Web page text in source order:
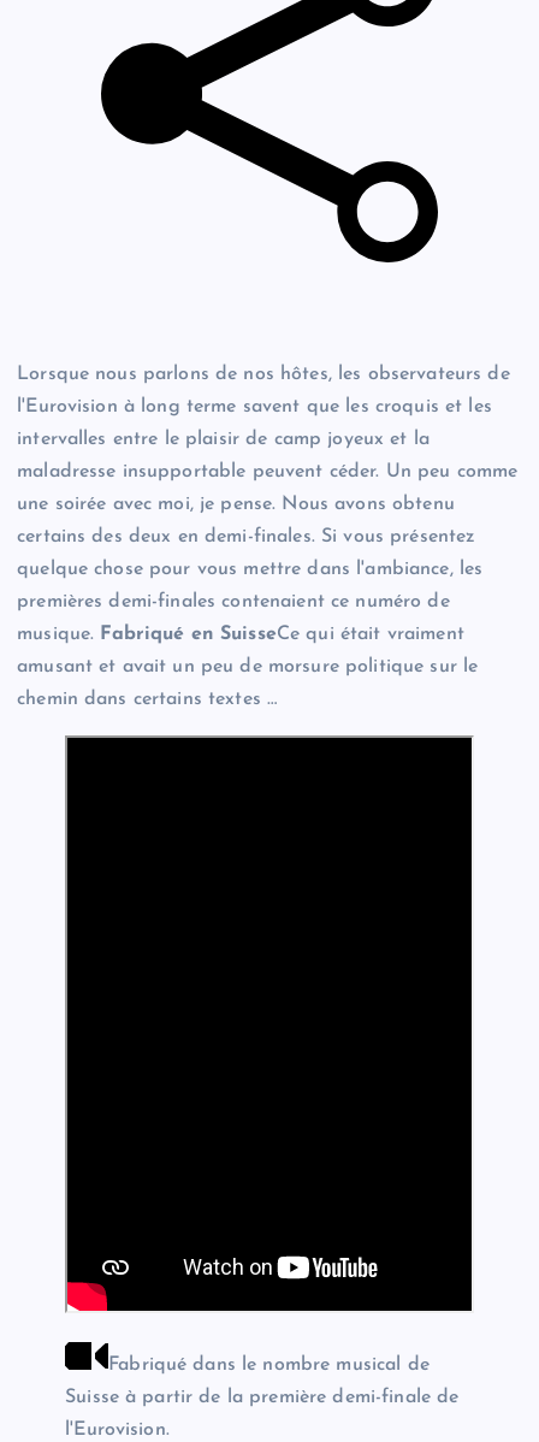
Lorsque nous parlons de nos hôtes, les observateurs de
l'Eurovision à long terme savent que les croquis et les
intervalles entre le plaisir de camp joyeux et la
maladresse insupportable peuvent céder. Un peu comme
une soirée avec moi, je pense. Nous avons obtenu
certains des deux en demi-finales. Si vous présentez
quelque chose pour vous mettre dans l'ambiance, les
premières demi-finales contenaient ce numéro de
musique.
Fabriqué en SuisseCe qui était vraiment
amusant et avait un peu de morsure politique sur le
chemin dans certains textes …
Fabriqué dans le nombre musical de
Suisse à partir de la première demi-finale de
l'Eurovision.